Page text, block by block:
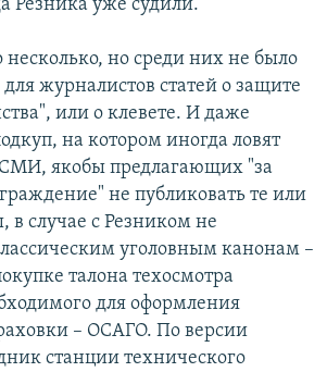
Резника уже судили.
но среди них не было
журналистов статей о защите
или о клевете. И даже
на котором иногда ловят
СМИ, якобы предлагающих "за
не публиковать те или
случае с Резником не
уголовным канонам –
талона техосмотра
для оформления
– ОСАГО. По версии
станции технического